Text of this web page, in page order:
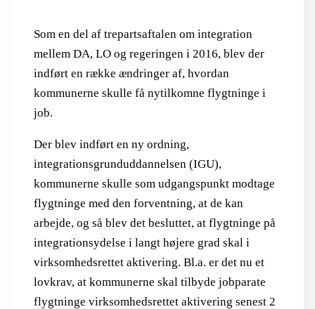
Som en del af trepartsaftalen om integration
mellem DA, LO og regeringen i 2016, blev der
indført en række ændringer af, hvordan
kommunerne skulle få nytilkomne flygtninge i
job.
Der blev indført en ny ordning,
integrationsgrunduddannelsen (IGU),
kommunerne skulle som udgangspunkt modtage
flygtninge med den forventning, at de kan
arbejde, og så blev det besluttet, at flygtninge på
integrationsydelse i langt højere grad skal i
virksomhedsrettet aktivering. Bl.a. er det nu et
lovkrav, at kommunerne skal tilbyde jobparate
flygtninge virksomhedsrettet aktivering senest 2